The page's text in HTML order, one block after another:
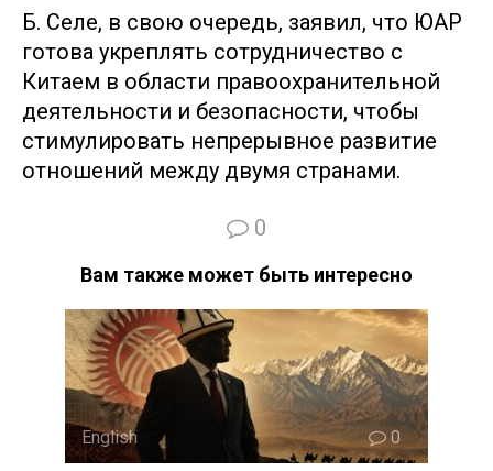
Б. Селе, в свою очередь, заявил, что ЮАР
готова укреплять сотрудничество с
Китаем в области правоохранительной
деятельности и безопасности, чтобы
стимулировать непрерывное развитие
отношений между двумя странами.
0
Вам также может быть интересно
English 0